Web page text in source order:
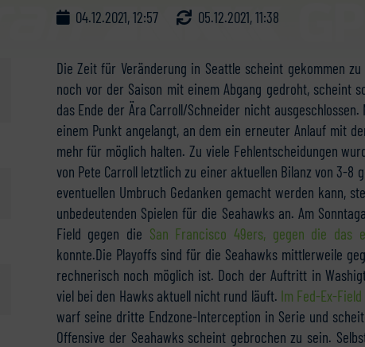
04.12.2021, 12:57 05.12.2021, 11:38
Die Zeit für Veränderung in Seattle scheint gekommen
noch vor der Saison mit einem Abgang gedroht, scheint
das Ende der Ära Carroll/Schneider nicht
einem Punkt angelangt, an dem ein erneuter Anlauf mit
mehr für möglich halten. Zu viele Fehlentscheidungen
von Pete Carroll letztlich zu einer aktuellen Bilanz von 3-8
eventuellen Umbruch Gedanken gemacht werden kann,
unbedeutenden Spielen für die Seahawks an. Am
Field gegen die San Francisco 49ers, gegen die das
konnte.Die Playoffs sind für die Seahawks mittlerweile
rechnerisch noch möglich ist. Doch der Auftritt in
viel bei den Hawks aktuell nicht rund läuft. Im Fed-Ex-
warf seine dritte Endzone-Interception in Serie und
Offensive der Seahawks scheint gebrochen zu sein.